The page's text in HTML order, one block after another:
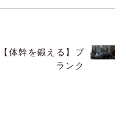
【体幹を鍛える】プ
ランク